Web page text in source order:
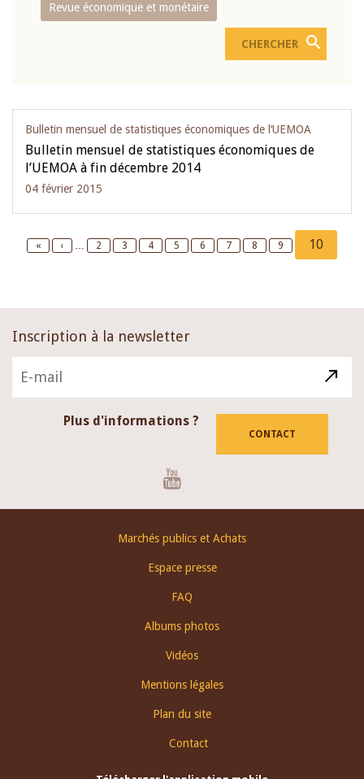
Revue économique et monétaire
Bulletin mensuel de statistiques économiques de l‘UEMOA
Bulletin mensuel de statistiques économiques de
l’UEMOA à fin décembre 2014
04 février 2015
First
«
Previous
‹ … Page
2 Page
3 Page
4 Page
5 Page
6 Page
7 Page
8 Page
9
Current
page
10
Inscription à la newsletter
Plus d'informations ?
CONTACT
Marchés publics et Achats
Espace presse
FAQ
Albums photos
Vidéos
Mentions légales
Plan du site
Contact